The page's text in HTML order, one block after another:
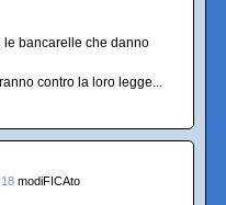
le bancarelle che danno
contro la loro legge...
modiFICAto